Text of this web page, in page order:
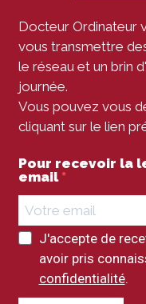
Docteur Ordinateur
vous transmettre
le réseau et un brin
journée.
Vous pouvez vous
cliquant sur le lien
Pour recevoir la
email
J'accepte de
avoir pris
confidentialité.